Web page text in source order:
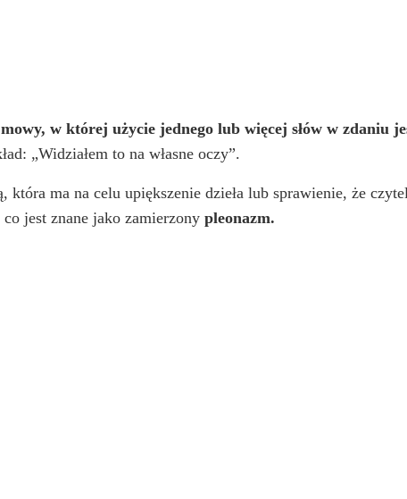
w której użycie jednego lub więcej słów w zdaniu
„Widziałem to na własne oczy”.
ma na celu upiększenie dzieła lub sprawienie, że
jest znane jako zamierzonypleonazm.